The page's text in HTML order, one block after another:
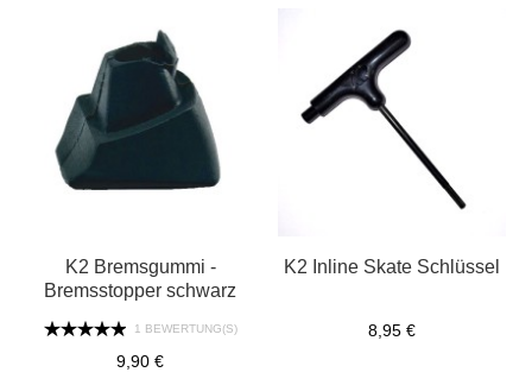
K2 Bremsgummi -
Bremsstopper schwarz
1 BEWERTUNG(S)
9,90 €
K2 Inline Skate Schlüssel
8,95 €